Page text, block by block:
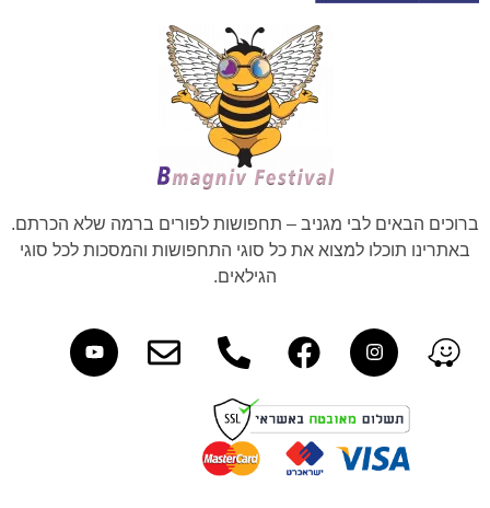
ברוכים הבאים לבי מגניב – תחפושות לפורים ברמה שלא הכרתם.
באתרינו תוכלו למצוא את כל סוגי התחפושות והמסכות לכל סוגי
הגילאים.